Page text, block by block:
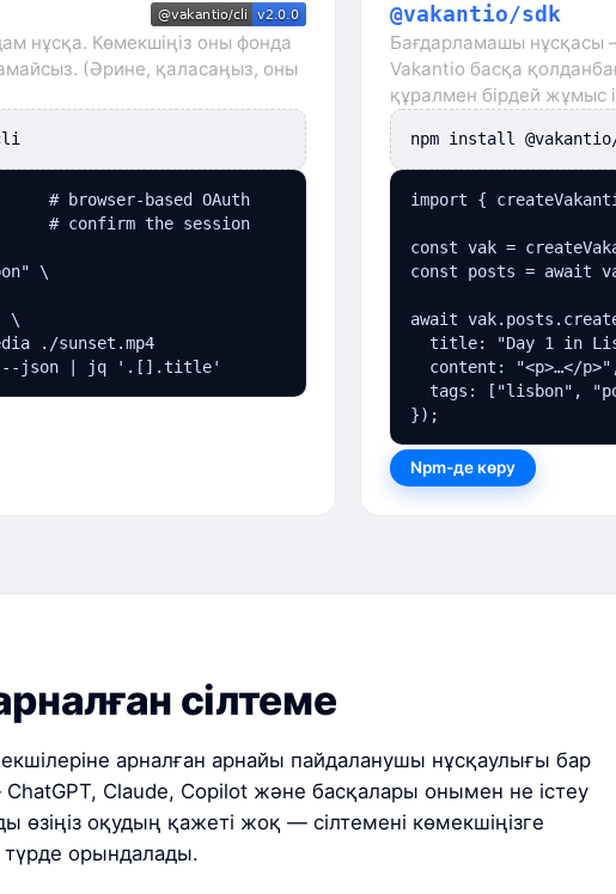
нұсқа. Көмекшіңіз оны фонда
(Әрине, қаласаңыз, оны
browser-based OAuth
# confirm the session
\
\
./sunset.mp4
--json | jq '.[].title'
@vakantio/sdk
Бағдарламашы нұсқасы
Vakantio басқа
құралмен бірдей жұмыс
npm install
import {
const vak =
const posts =
await
title: "Day 1 in
content: "<p>…</
tags: ["lisbon",
});
Npm-де көру
сілтеме
арналған арнайы пайдаланушы нұсқаулығы бар
Claude, Copilot және басқалары онымен не істеу
өзіңіз оқудың қажеті жоқ — сілтемені көмекшіңізге
түрде орындалады.